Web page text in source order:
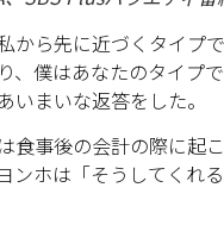
から先に近づくタイプ
、僕はあなたのタイプ
いまいな返答をした。
食事後の会計の際に起
ンホは「そうしてくれ